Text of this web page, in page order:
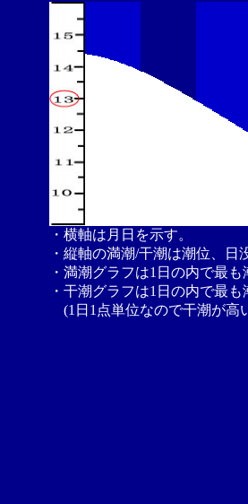
・横軸は月日を示す。
・縦軸の満潮/干潮は潮位、
・満潮グラフは1日の内で最
・干潮グラフは1日の内で最
(1日1点単位なので干潮が高